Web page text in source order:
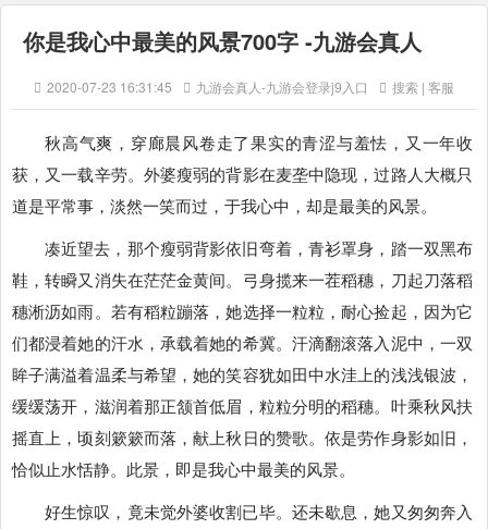
你是我心中最美的风景700字 -九游会真人
2020-07-23 16:31:45 九游会真人-九游会登录j9入口 搜索 | 客服
秋高气爽，穿廊晨风卷走了果实的青涩与羞怯，又一年收
获，又一载辛劳。外婆瘦弱的背影在麦垄中隐现，过路人大概只
道是平常事，淡然一笑而过，于我心中，却是最美的风景。
凑近望去，那个瘦弱背影依旧弯着，青衫罩身，踏一双黑布
鞋，转瞬又消失在茫茫金黄间。弓身揽来一茬稻穗，刀起刀落稻
穗淅沥如雨。若有稻粒蹦落，她选择一粒粒，耐心捡起，因为它
们都浸着她的汗水，承载着她的希冀。汗滴翻滚落入泥中，一双
眸子满溢着温柔与希望，她的笑容犹如田中水洼上的浅浅银波，
缓缓荡开，滋润着那正颔首低眉，粒粒分明的稻穗。叶乘秋风扶
摇直上，顷刻簌簌而落，献上秋日的赞歌。依是劳作身影如旧，
恰似止水恬静。此景，即是我心中最美的风景。
好生惊叹，竟未觉外婆收割已毕。还未歇息，她又匆匆奔入